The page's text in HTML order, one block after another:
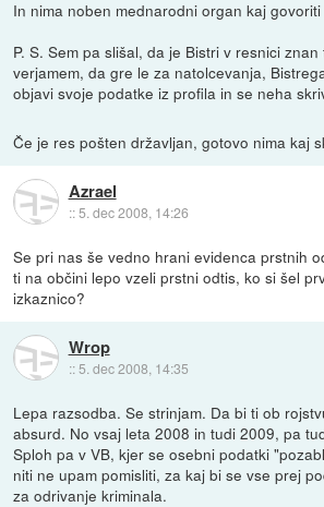
In nima noben mednarodni organ kaj
P. S. Sem pa slišal, da je Bistri v resnici
verjamem, da gre le za natolcevanja,
objavi svoje podatke iz profila in se neha
Če je res pošten državljan, gotovo nima kaj
Azrael
::5. dec 2008, 14:26
Se pri nas še vedno hrani evidenca prstnih
ti na občini lepo vzeli prstni odtis, ko si šel
izkaznico?
Wrop
:: 5. dec 2008, 14:35
Lepa razsodba. Se strinjam. Da bi ti ob
absurd. No vsaj leta 2008 in tudi 2009, pa
Sploh pa v VB, kjer se osebni podatki
niti ne upam pomisliti, za kaj bi se vse prej
za odrivanje kriminala.